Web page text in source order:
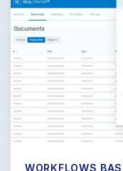
Nous contacter
Entreprise
Français
English
简体中文
繁體中文
WORKFLOWS